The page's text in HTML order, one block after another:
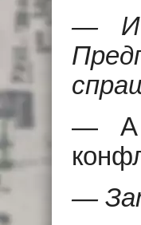
— И
— А
—